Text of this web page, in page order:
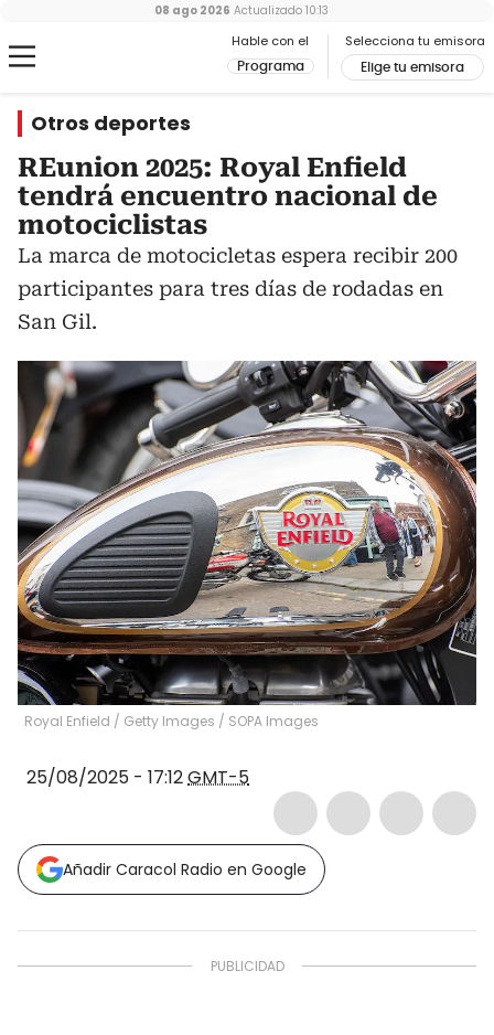
Hable con el
Programa
Selecciona tu emisora
Elige tu emisora
08 ago 2026 Actualizado 10:13
Otros deportes
REunion 2025: Royal Enfield
tendrá encuentro nacional de
motociclistas
La marca de motocicletas espera recibir 200
participantes para tres días de rodadas en
San Gil.
Royal Enfield / Getty Images / SOPA Images
25/08/2025 - 17:12GMT-5
Añadir Caracol Radio en Google